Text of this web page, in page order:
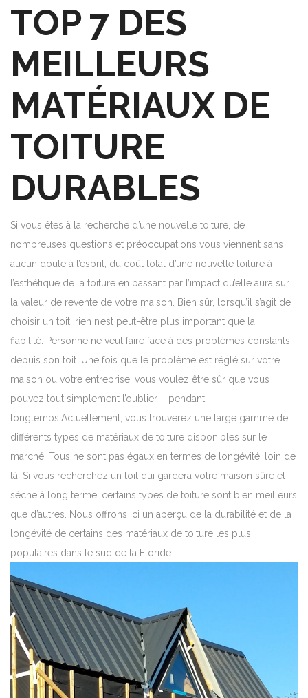
TOP 7 DES
MEILLEURS
MATÉRIAUX DE
TOITURE
DURABLES
Si vous êtes à la recherche d’une nouvelle toiture, de
nombreuses questions et préoccupations vous viennent sans
aucun doute à l’esprit, du coût total d’une nouvelle toiture à
l’esthétique de la toiture en passant par l’impact qu’elle aura sur
la valeur de revente de votre maison. Bien sûr, lorsqu’il s’agit de
choisir un toit, rien n’est peut-être plus important que la
fiabilité. Personne ne veut faire face à des problèmes constants
depuis son toit. Une fois que le problème est réglé sur votre
maison ou votre entreprise, vous voulez être sûr que vous
pouvez tout simplement l’oublier – pendant
longtemps.Actuellement, vous trouverez une large gamme de
différents types de matériaux de toiture disponibles sur le
marché. Tous ne sont pas égaux en termes de longévité, loin de
là. Si vous recherchez un toit qui gardera votre maison sûre et
sèche à long terme, certains types de toiture sont bien meilleurs
que d’autres. Nous offrons ici un aperçu de la durabilité et de la
longévité de certains des matériaux de toiture les plus
populaires dans le sud de la Floride.